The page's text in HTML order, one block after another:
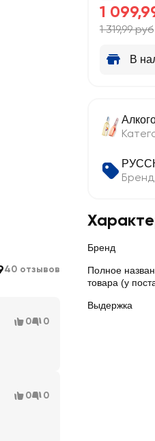
1
1 319,99 руб
В
Бренд
Бренд
Полное
товара (у
Выдержка
40 отзывов
0 0
0 0